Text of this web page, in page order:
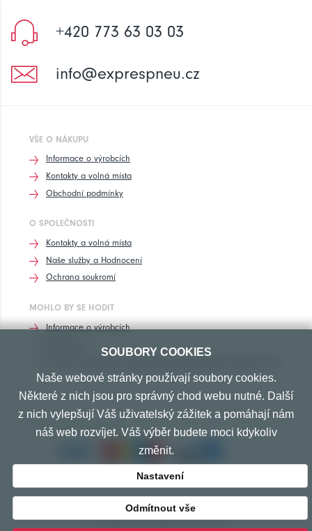
+420 773 63 03 03
info@exprespneu.cz
VŠE O NÁKUPU
Informace o výrobcích
Kontakty a volná místa
Obchodní podmínky
O SPOLEČNOSTI
Kontakty a volná místa
Naše služby a Hodnocení
Ochrana soukromí
MOHLO BY SE HODIT
Informace o výrobcích
PŘIJÍMÁME TYTO PLATBY
© Copyright 2010-2026 Exprespneu.cz
SOUBORY COOKIES
Naše webové stránky používají soubory cookies.
Některé z nich jsou pro správný chod webu nutné. Další
z nich vylepšují Váš uživatelský zážitek a pomáhají nám
náš web rozvíjet. Váš výběr budete moci kdykoliv
změnit.
Nastavení
Odmítnout vše